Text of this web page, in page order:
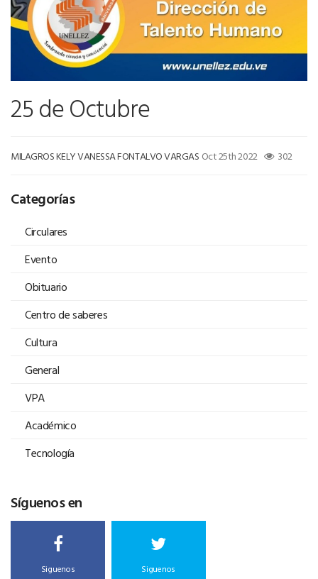
25 de Octubre
MILAGROS KELY VANESSA FONTALVO VARGAS Oct 25th 2022 302
Categorías
Circulares
Evento
Obituario
Centro de saberes
Cultura
General
VPA
Académico
Tecnología
Síguenos en
Siguenos Siguenos